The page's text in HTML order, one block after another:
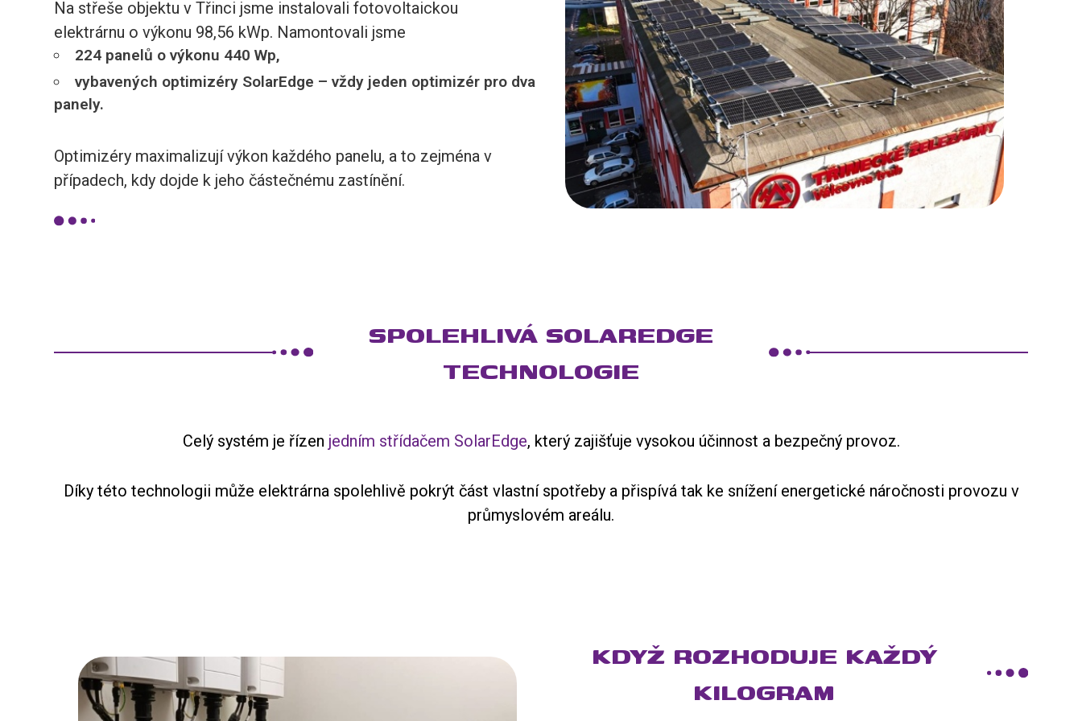
Na střeše objektu v Třinci jsme instalovali fotovoltaickou
elektrárnu o výkonu 98,56 kWp. Namontovali jsme
224 panelů o výkonu 440 Wp,
vybavených optimizéry SolarEdge – vždy jeden optimizér pro dva
panely.
Optimizéry maximalizují výkon každého panelu, a to zejména v
případech, kdy dojde k jeho částečnému zastínění.
SPOLEHLIVÁ SOLAREDGE
TECHNOLOGIE
Celý systém je řízen jedním střídačem SolarEdge, který zajišťuje vysokou účinnost a bezpečný provoz.
Díky této technologii může elektrárna spolehlivě pokrýt část vlastní spotřeby a přispívá tak ke snížení energetické náročnosti provozu v
průmyslovém areálu.
KDYŽ ROZHODUJE KAŽDÝ
KILOGRAM